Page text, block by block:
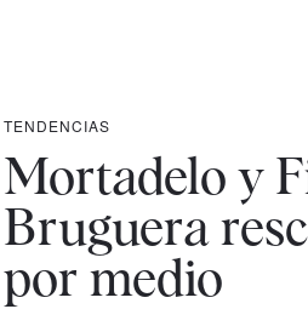
TENDENCIAS
Mortadelo y
Bruguera
por medio